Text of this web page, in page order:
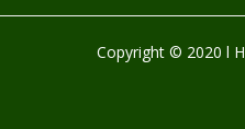
Copyright © 2020 l